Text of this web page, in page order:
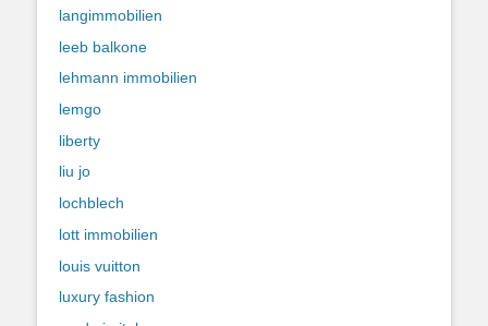
langimmobilien
leeb balkone
lehmann immobilien
lemgo
liberty
liu jo
lochblech
lott immobilien
louis vuitton
luxury fashion